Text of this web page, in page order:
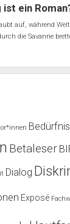
Bedürfnis
Betaleser
Dialog
Exposé